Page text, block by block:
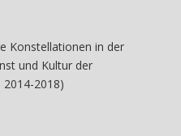
Konstellationen in der
und Kultur der
2018)